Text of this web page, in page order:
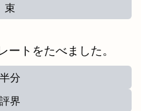
束
ートをたべました。
半分
評界